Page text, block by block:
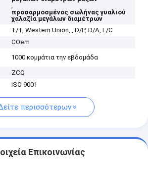
,
προσαρμοσμένος σωλήνας γυαλιού
χαλαζία μεγάλων διαμέτρων
T/T, Western Union, , D/P, D/A, L/C
COem
1000 κομμάτια την εβδομάδα
ZCQ
ISO 9001
περισσότερων
Επικοινωνίας